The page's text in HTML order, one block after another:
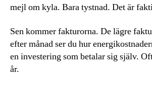
mejl om kyla. Bara tystnad. Det är
Sen kommer fakturorna. De lägre
efter månad ser du hur
en investering som betalar sig själv.
år.